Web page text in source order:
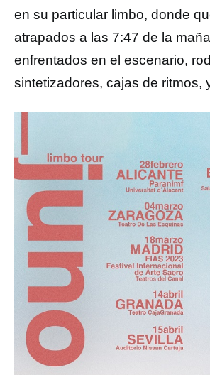
en su particular limbo, donde
atrapados a las 7:47 de la
enfrentados en el escenario,
sintetizadores, cajas de ritmos,